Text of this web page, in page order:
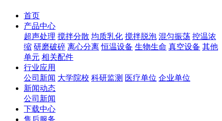
首页
产品中心
超声处理 搅拌分散 均质乳化 搅拌脱泡 混匀振荡 控温浓
缩 研磨破碎 离心分离 恒温设备 生物生命 真空设备 其他
单元 相关配件
行业应用
公司新闻 大学院校 科研监测 医疗单位 企业单位
新闻动态
公司新闻
下载中心
售后服务